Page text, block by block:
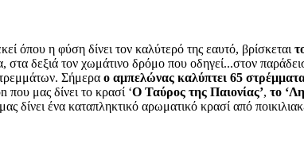
όπου η φύση δίνει τον καλύτερό της εαυτό, βρίσκεται
δεξιά τον χωμάτινο δρόμο που οδηγεί...στον
Σήμερα ο αμπελώνας καλύπτει 65
μας δίνει το κρασί ‘Ο Ταύρος της Παιονίας’, το
δίνει ένα καταπληκτικό αρωματικό κρασί από